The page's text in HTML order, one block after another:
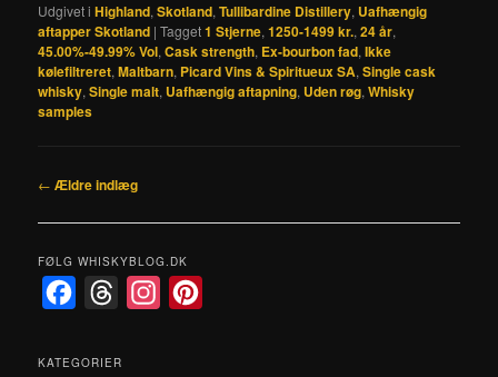
Udgivet i Highland,Skotland,Tullibardine Distillery, Uafhængig
aftapper Skotland |Tagget1 Stjerne,1250-1499 kr.,24 år,
45.00%-49.99% Vol,Cask strength, Ex-bourbon fad,Ikke
kølefiltreret,Maltbarn, Picard Vins & Spiritueux SA,Single cask
whisky,Single malt, Uafhængig aftapning, Uden røg,Whisky
samples
Indlægsnavigation
← Ældre indlæg
FØLG WHISKYBLOG.DK
c
r
KATEGORIER